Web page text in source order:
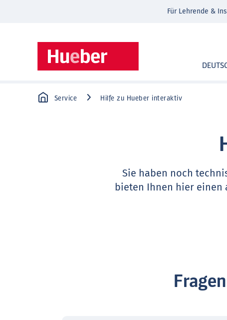
Für Lehrende &
Service Hilfe zu Hueber interaktiv
Sie haben noch
bieten Ihnen hier einen